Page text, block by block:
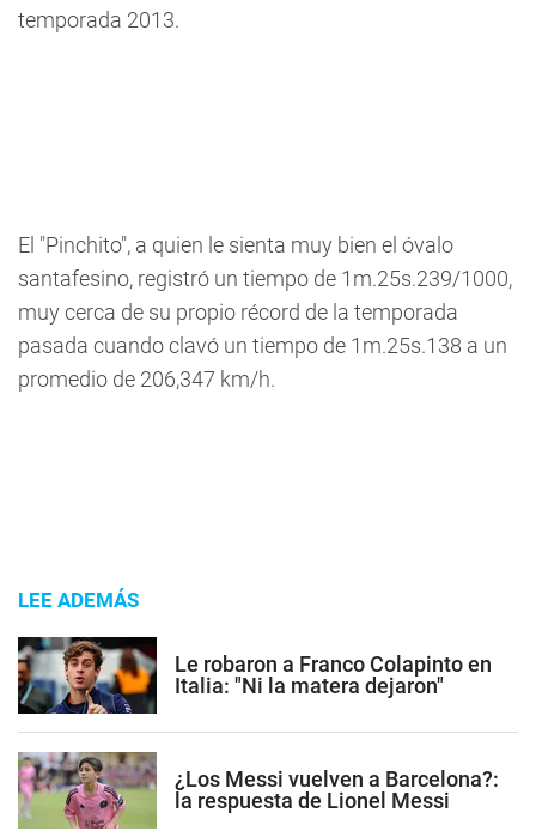
temporada 2013.
El "Pinchito", a quien le sienta muy bien el óvalo
santafesino, registró un tiempo de 1m.25s.239/1000,
muy cerca de su propio récord de la temporada
pasada cuando clavó un tiempo de 1m.25s.138 a un
promedio de 206,347 km/h.
LEE ADEMÁS
Le robaron a Franco Colapinto en
Italia: "Ni la matera dejaron"
¿Los Messi vuelven a Barcelona?:
la respuesta de Lionel Messi